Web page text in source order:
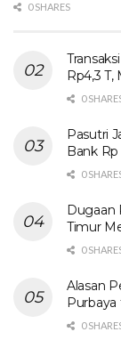
0 SHARES
Rp4,3
0
Pasutri
Bank Rp
0
Dugaan
Timur
0
Alasan
0